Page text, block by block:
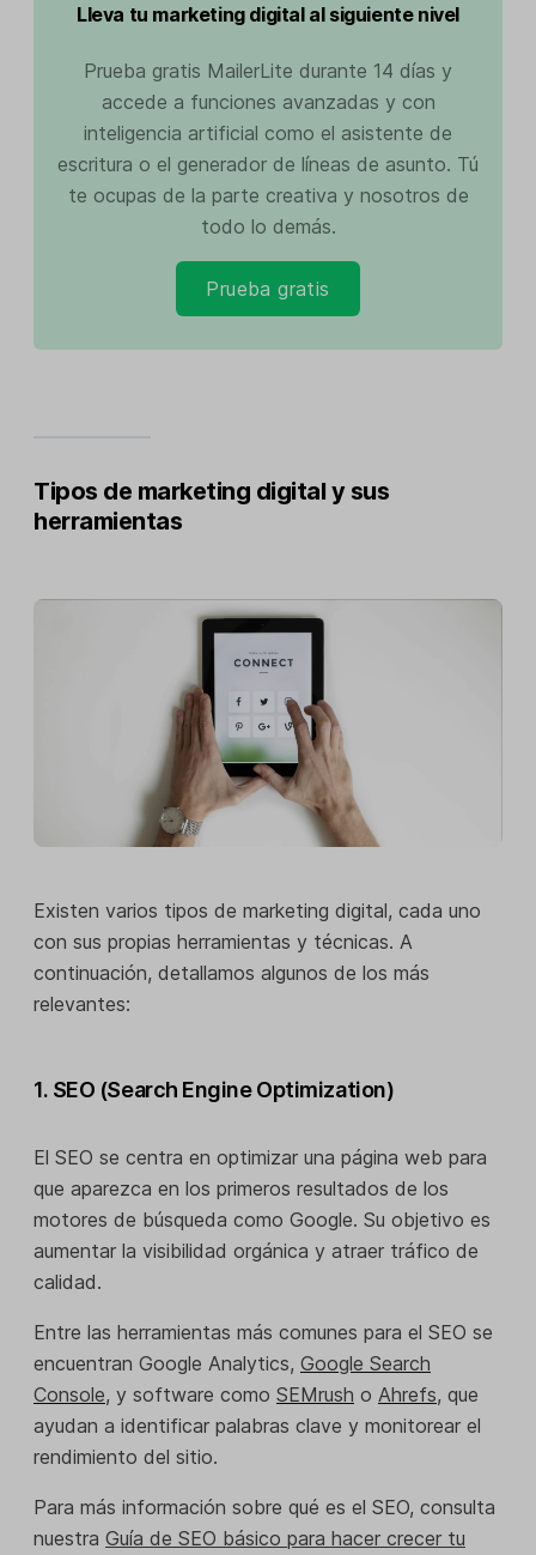
Lleva tu marketing digital al siguiente nivel
Prueba gratis MailerLite durante 14 días y
accede a funciones avanzadas y con
inteligencia artificial como el asistente de
escritura o el generador de líneas de asunto. Tú
te ocupas de la parte creativa y nosotros de
todo lo demás.
Prueba gratis
Tipos de marketing digital y sus
herramientas
Existen varios tipos de marketing digital, cada uno
con sus propias herramientas y técnicas. A
continuación, detallamos algunos de los más
relevantes:
1. SEO (Search Engine Optimization)
El SEO se centra en optimizar una página web para
que aparezca en los primeros resultados de los
motores de búsqueda como Google. Su objetivo es
aumentar la visibilidad orgánica y atraer tráfico de
calidad.
Entre las herramientas más comunes para el SEO se
encuentran Google Analytics, Google Search
Console, y software como SEMrush o Ahrefs, que
ayudan a identificar palabras clave y monitorear el
rendimiento del sitio.
Para más información sobre qué es el SEO, consulta
nuestra Guía de SEO básico para hacer crecer tu